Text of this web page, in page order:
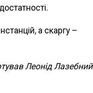
а скаргу –
Леонід Лазебний